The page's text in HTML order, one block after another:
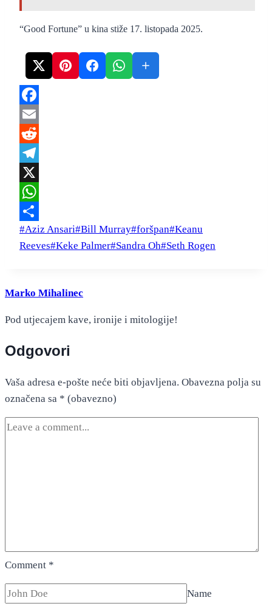
“Good Fortune” u kina stiže 17. listopada 2025.
Facebook
Email
Reddit
Telegram
X
WhatsApp
Share
Post
Tags:
#Aziz Ansari#Bill Murray#foršpan#Keanu
Reeves#Keke Palmer#Sandra Oh#Seth Rogen
Marko Mihalinec
Pod utjecajem kave, ironije i mitologije!
Odgovori
Vaša adresa e-pošte neće biti objavljena. Obavezna polja su
označena sa * (obavezno)
Comment *
Name